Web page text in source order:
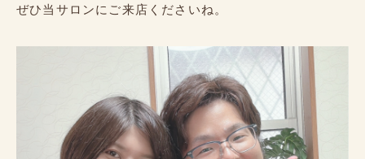
ぜひ当サロンにご来店くださいね。